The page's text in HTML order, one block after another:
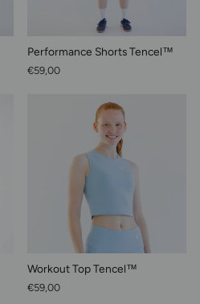
Performance Shorts Tencel™
€59,00
Workout Top Tencel™
€59,00